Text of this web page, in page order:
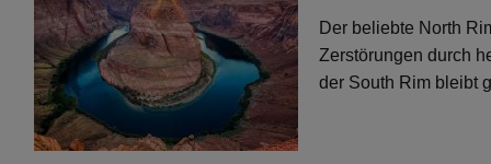
Der beliebte North
Zerstörungen durch
der South Rim bleibt